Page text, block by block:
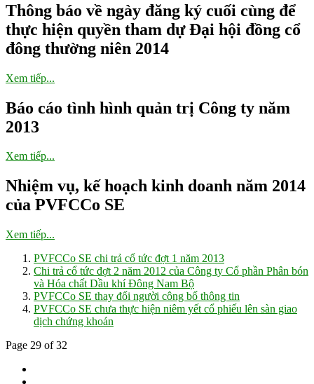
Thông báo về ngày đăng ký cuối cùng để
thực hiện quyền tham dự Đại hội đồng cổ
đông thường niên 2014
Xem tiếp...
Báo cáo tình hình quản trị Công ty năm
2013
Xem tiếp...
Nhiệm vụ, kế hoạch kinh doanh năm 2014
của PVFCCo SE
Xem tiếp...
PVFCCo SE chi trả cổ tức đợt 1 năm 2013
Chi trả cổ tức đợt 2 năm 2012 của Công ty Cổ phần Phân bón
và Hóa chất Dầu khí Đông Nam Bộ
PVFCCo SE thay đổi người công bố thông tin
PVFCCo SE chưa thực hiện niêm yết cổ phiếu lên sàn giao
dịch chứng khoán
Page 29 of 32